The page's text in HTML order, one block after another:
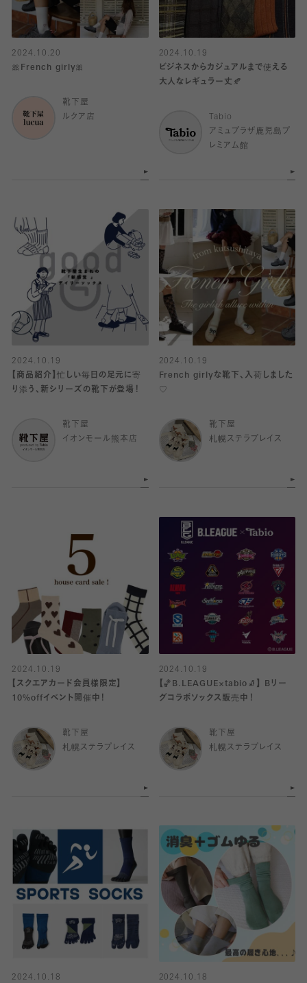
2024.10.20
🎀French girly🎀
靴下屋
ルクア店
2024.10.19
ビジネスからカジュアルまで使える
大人なレギュラー丈🍂
Tabio
アミュプラザ鹿児島プ
レミアム館
2024.10.19
【商品紹介】忙しい毎日の足元に寄
り添う、新シリーズの靴下が登場！
靴下屋
イオンモール熊本店
2024.10.19
French girlyな靴下、入荷しました
♡
靴下屋
札幌ステラプレイス
2024.10.19
【スクエアカード会員様限定】
10%offイベント開催中！
靴下屋
札幌ステラプレイス
2024.10.19
【🏀B.LEAGUE×tabio🧦】 Bリー
グコラボソックス販売中！
靴下屋
札幌ステラプレイス
2024.10.18
2024.10.18